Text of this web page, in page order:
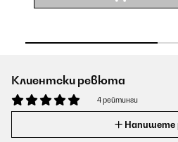
Клиентски ревюта
4 рейтинги
Напишете